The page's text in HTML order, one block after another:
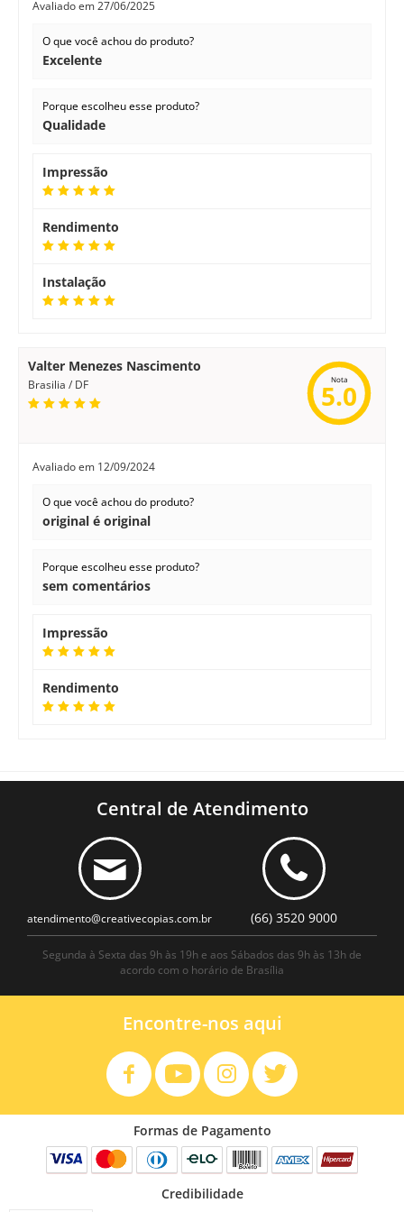
Avaliado em27/06/2025
O que você achou do produto?
Excelente
Porque escolheu esse produto?
Qualidade
Impressão
Rendimento
Instalação
Valter Menezes Nascimento
Brasilia / DF Nota
5.0
Avaliado em 12/09/2024
O que você achou do produto?
original é original
Porque escolheu esse produto?
sem comentários
Impressão
Rendimento
Central de Atendimento
atendimento@creativecopias.com.br (66) 3520 9000
Segunda à Sexta das 9h às 19h e aos Sábados das 9h às 13h de
acordo com o horário de Brasília
Encontre-nos aqui
Formas de Pagamento
Credibilidade